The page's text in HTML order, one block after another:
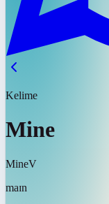
Kelime
Mine
MineV
maɪn